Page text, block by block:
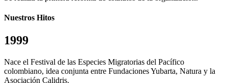
Nuestros Hitos
1999
Nace el Festival de las Especies Migratorias del Pacífico
colombiano, idea conjunta entre Fundaciones Yubarta, Natura y la
Asociación Calidris.